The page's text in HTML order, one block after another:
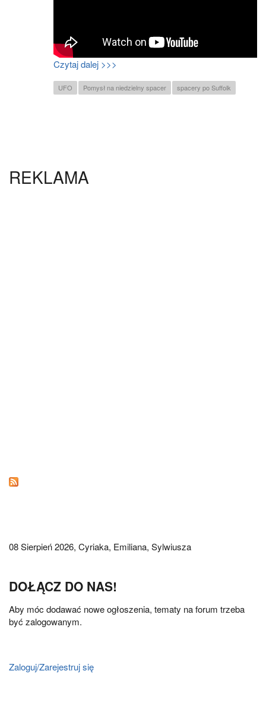
Czytaj dalej >>>
UFO Pomysł na niedzielny spacer spacery po Suffolk
REKLAMA
08 Sierpień 2026, Cyriaka, Emiliana, Sylwiusza
DOŁĄCZ DO NAS!
Aby móc dodawać nowe ogłoszenia, tematy na forum trzeba
być zalogowanym.
Zaloguj/Zarejestruj się